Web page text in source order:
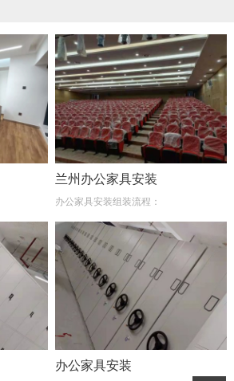
兰州办公家具安装
办公家具安装组装流程：
办公家具安装